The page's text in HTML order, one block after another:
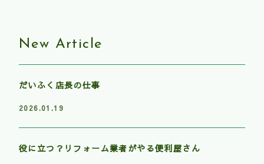
New Article
だいふく店長の仕事
2026.01.19
役に立つ？リフォーム業者がやる便利屋さん